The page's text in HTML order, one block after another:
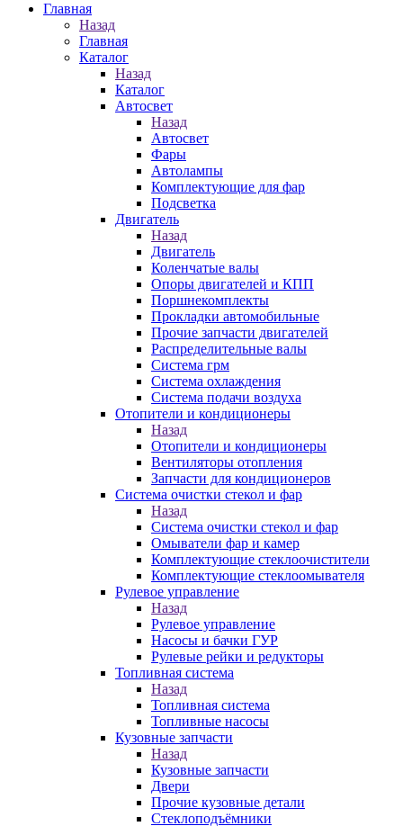
Главная
Назад
Главная
Каталог
Назад
Каталог
Автосвет
Назад
Автосвет
Фары
Автолампы
Комплектующие для фар
Подсветка
Двигатель
Назад
Двигатель
Коленчатые валы
Опоры двигателей и КПП
Поршнекомплекты
Прокладки автомобильные
Прочие запчасти двигателей
Распределительные валы
Система грм
Система охлаждения
Система подачи воздуха
Отопители и кондиционеры
Назад
Отопители и кондиционеры
Вентиляторы отопления
Запчасти для кондиционеров
Система очистки стекол и фар
Назад
Система очистки стекол и фар
Омыватели фар и камер
Комплектующие стеклоочистители
Комплектующие стеклоомывателя
Рулевое управление
Назад
Рулевое управление
Насосы и бачки ГУР
Рулевые рейки и редукторы
Топливная система
Назад
Топливная система
Топливные насосы
Кузовные запчасти
Назад
Кузовные запчасти
Двери
Прочие кузовные детали
Стеклоподъёмники